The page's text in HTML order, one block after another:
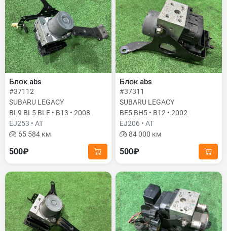
Блок abs
#37112
SUBARU LEGACY
BL9 BL5 BLE • B13 • 2008
EJ253 • AT
65 584 км
500₽
Блок abs
#37311
SUBARU LEGACY
BE5 BH5 • B12 • 2002
EJ206 • AT
84 000 км
500₽